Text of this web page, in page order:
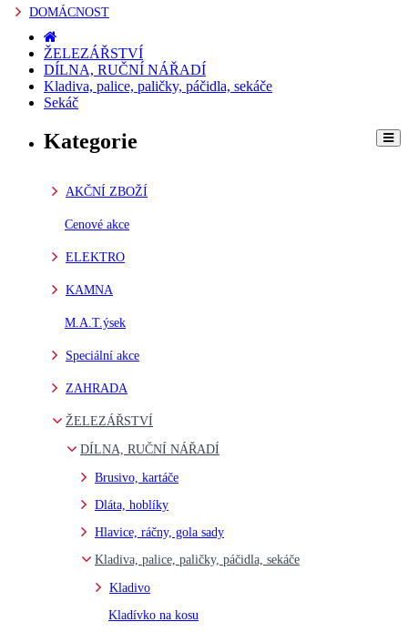
DOMÁCNOST
ŽELEZÁŘSTVÍ
DÍLNA, RUČNÍ NÁŘADÍ
Kladiva, palice, paličky, páčidla, sekáče
Sekáč
Kategorie
AKČNÍ ZBOŽÍ
Cenové akce
ELEKTRO
KAMNA
M.A.T.ýsek
Speciální akce
ZAHRADA
ŽELEZÁŘSTVÍ
DÍLNA, RUČNÍ NÁŘADÍ
Brusivo, kartáče
Dláta, hoblíky
Hlavice, ráčny, gola sady
Kladiva, palice, paličky, páčidla, sekáče
Kladivo
Kladívko na kosu